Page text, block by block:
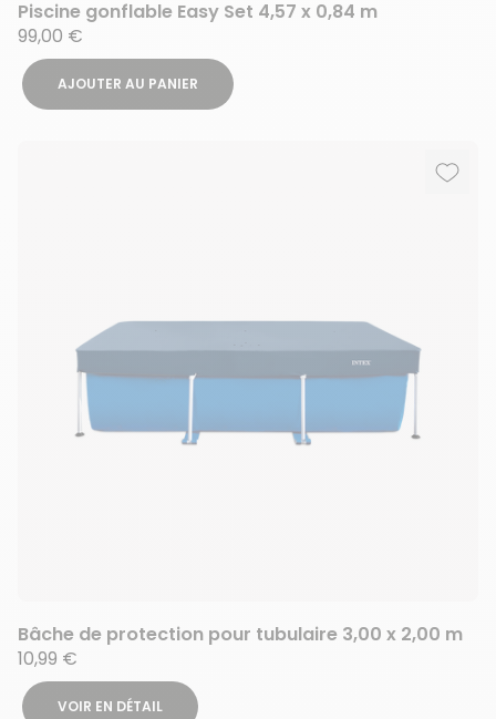
Piscine gonflable Easy Set 4,57 x 0,84 m
99,00 €
AJOUTER AU PANIER
Bâche de protection pour tubulaire 3,00 x 2,00 m
10,99 €
VOIR EN DÉTAIL